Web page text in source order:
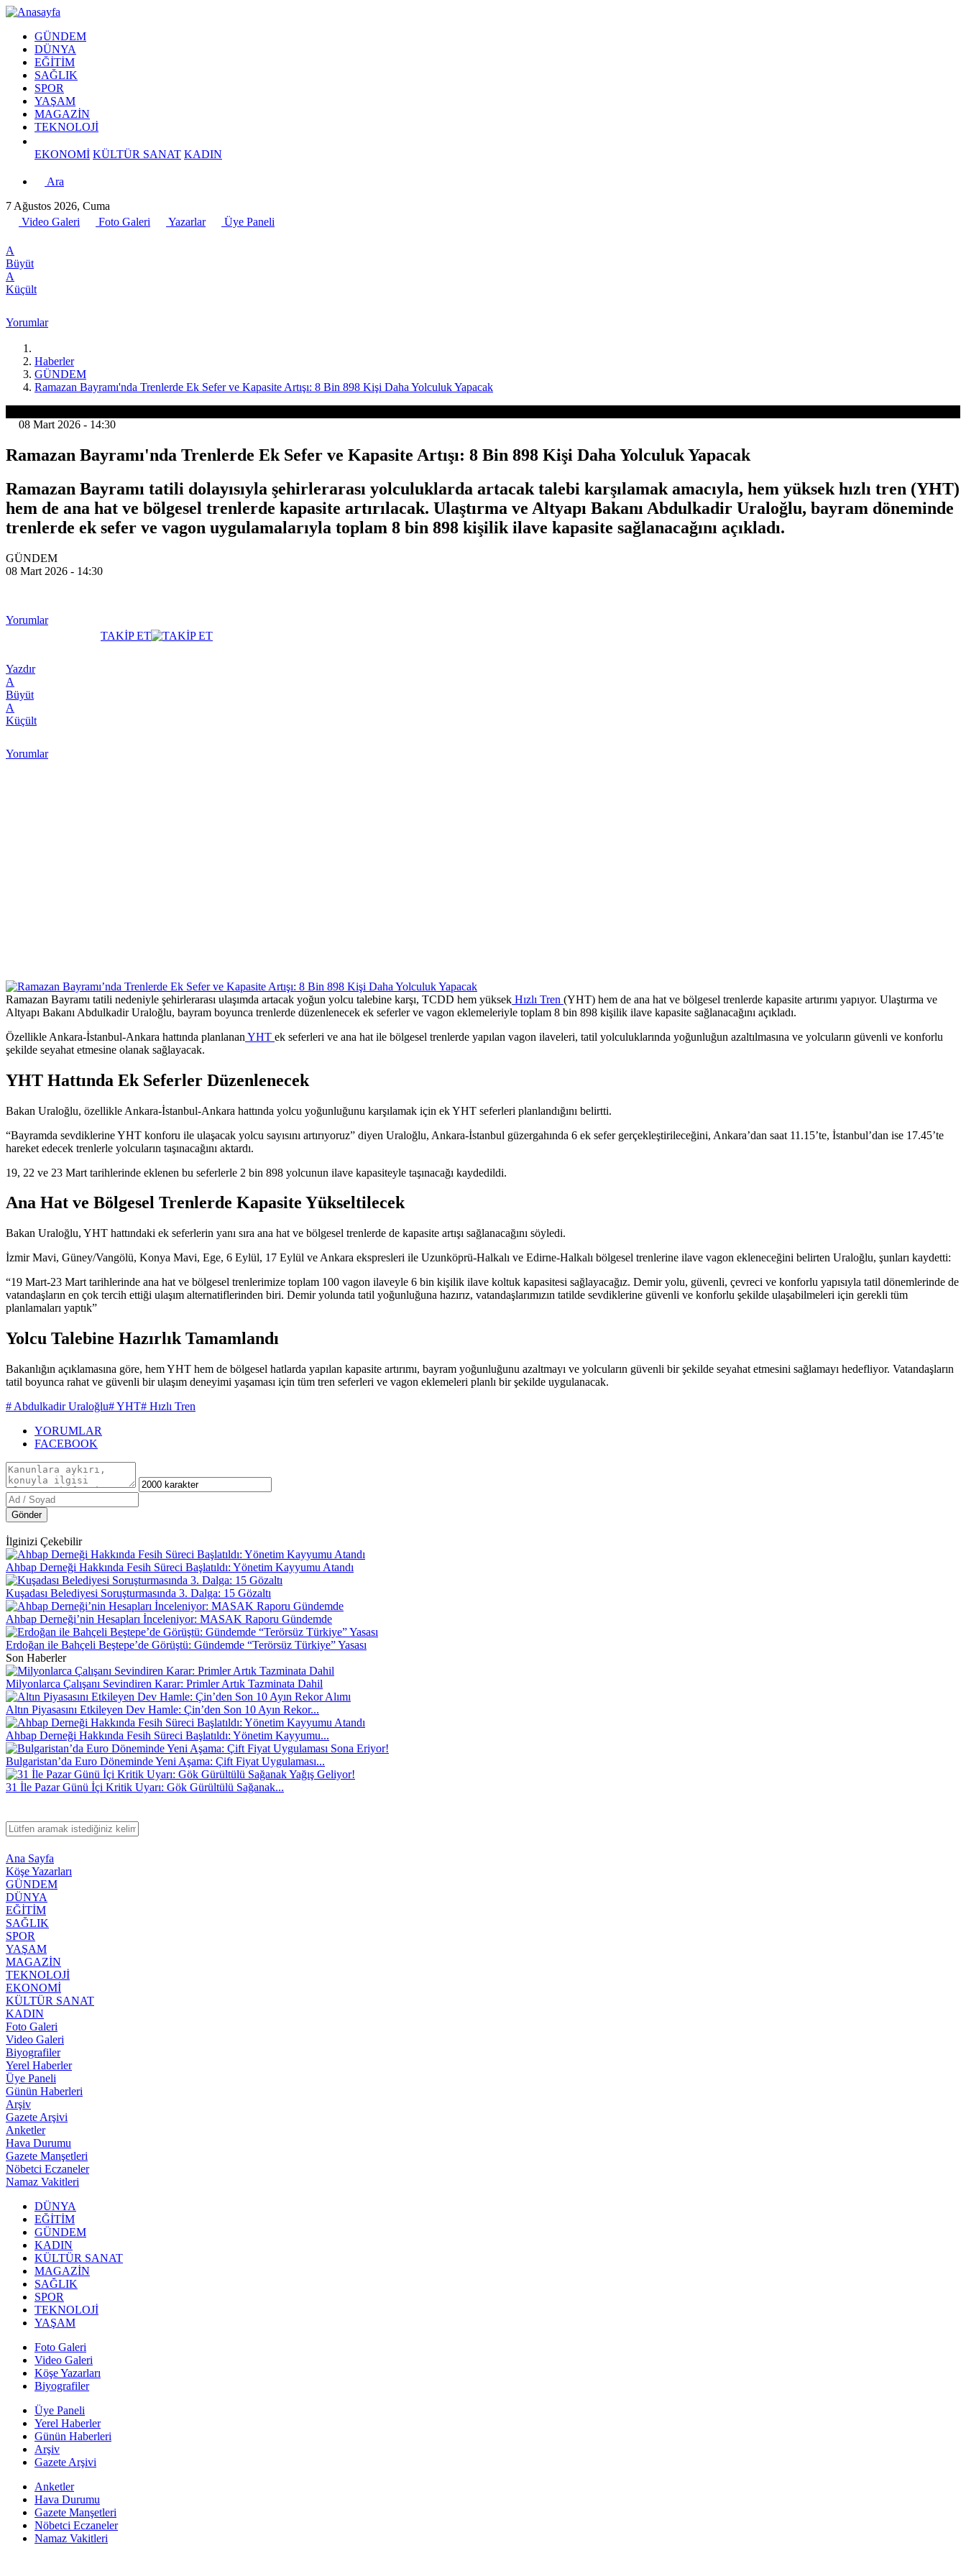
GÜNDEM
DÜNYA
EĞİTİM
SAĞLIK
SPOR
YAŞAM
MAGAZİN
TEKNOLOJİ
EKONOMİ KÜLTÜR SANAT KADIN
Ara
7 Ağustos 2026, Cuma
Video Galeri
Foto Galeri Yazarlar Üye Paneli
A
Büyüt
A
Küçült
Yorumlar
Haberler
GÜNDEM
Ramazan Bayramı'nda Trenlerde Ek Sefer ve Kapasite Artışı: 8 Bin 898 Kişi Daha Yolculuk Yapacak
08 Mart 2026 - 14:30
Ramazan Bayramı'nda Trenlerde Ek Sefer ve Kapasite Artışı: 8 Bin 898 Kişi Daha Yolculuk Yapacak
Ramazan Bayramı tatili dolayısıyla şehirlerarası yolculuklarda artacak talebi karşılamak amacıyla, hem yüksek hızlı tren (YHT)
hem de ana hat ve bölgesel trenlerde kapasite artırılacak. Ulaştırma ve Altyapı Bakanı Abdulkadir Uraloğlu, bayram döneminde
trenlerde ek sefer ve vagon uygulamalarıyla toplam 8 bin 898 kişilik ilave kapasite sağlanacağını açıkladı.
GÜNDEM
08 Mart 2026 - 14:30
Yorumlar
TAKİP ET
Yazdır
A
Büyüt
A
Küçült
Yorumlar
Ramazan Bayramı tatili nedeniyle şehirlerarası ulaşımda artacak yoğun yolcu talebine karşı, TCDD hem yüksek Hızlı Tren (YHT) hem de ana hat ve bölgesel trenlerde kapasite artırımı yapıyor. Ulaştırma ve
Altyapı Bakanı Abdulkadir Uraloğlu, bayram boyunca trenlerde düzenlenecek ek seferler ve vagon eklemeleriyle toplam 8 bin 898 kişilik ilave kapasite sağlanacağını açıkladı.
Özellikle Ankara-İstanbul-Ankara hattında planlanan YHT ek seferleri ve ana hat ile bölgesel trenlerde yapılan vagon ilaveleri, tatil yolculuklarında yoğunluğun azaltılmasına ve yolcuların güvenli ve konforlu
şekilde seyahat etmesine olanak sağlayacak.
YHT Hattında Ek Seferler Düzenlenecek
Bakan Uraloğlu, özellikle Ankara-İstanbul-Ankara hattında yolcu yoğunluğunu karşılamak için ek YHT seferleri planlandığını belirtti.
“Bayramda sevdiklerine YHT konforu ile ulaşacak yolcu sayısını artırıyoruz” diyen Uraloğlu, Ankara-İstanbul güzergahında 6 ek sefer gerçekleştirileceğini, Ankara’dan saat 11.15’te, İstanbul’dan ise 17.45’te
hareket edecek trenlerle yolcuların taşınacağını aktardı.
19, 22 ve 23 Mart tarihlerinde eklenen bu seferlerle 2 bin 898 yolcunun ilave kapasiteyle taşınacağı kaydedildi.
Ana Hat ve Bölgesel Trenlerde Kapasite Yükseltilecek
Bakan Uraloğlu, YHT hattındaki ek seferlerin yanı sıra ana hat ve bölgesel trenlerde de kapasite artışı sağlanacağını söyledi.
İzmir Mavi, Güney/Vangölü, Konya Mavi, Ege, 6 Eylül, 17 Eylül ve Ankara ekspresleri ile Uzunköprü-Halkalı ve Edirne-Halkalı bölgesel trenlerine ilave vagon ekleneceğini belirten Uraloğlu, şunları kaydetti:
“19 Mart-23 Mart tarihlerinde ana hat ve bölgesel trenlerimize toplam 100 vagon ilaveyle 6 bin kişilik ilave koltuk kapasitesi sağlayacağız. Demir yolu, güvenli, çevreci ve konforlu yapısıyla tatil dönemlerinde de
vatandaşların en çok tercih ettiği ulaşım alternatiflerinden biri. Demir yolunda tatil yoğunluğuna hazırız, vatandaşlarımızın tatilde sevdiklerine güvenli ve konforlu şekilde ulaşabilmeleri için gerekli tüm
planlamaları yaptık”
Yolcu Talebine Hazırlık Tamamlandı
Bakanlığın açıklamasına göre, hem YHT hem de bölgesel hatlarda yapılan kapasite artırımı, bayram yoğunluğunu azaltmayı ve yolcuların güvenli bir şekilde seyahat etmesini sağlamayı hedefliyor. Vatandaşların
tatil boyunca rahat ve güvenli bir ulaşım deneyimi yaşaması için tüm tren seferleri ve vagon eklemeleri planlı bir şekilde uygulanacak.
# Abdulkadir Uraloğlu# YHT# Hızlı Tren
YORUMLAR
FACEBOOK
Gönder
İlginizi Çekebilir
Ahbap Derneği Hakkında Fesih Süreci Başlatıldı: Yönetim Kayyumu Atandı
Kuşadası Belediyesi Soruşturmasında 3. Dalga: 15 Gözaltı
Ahbap Derneği’nin Hesapları İnceleniyor: MASAK Raporu Gündemde
Erdoğan ile Bahçeli Beştepe’de Görüştü: Gündemde “Terörsüz Türkiye” Yasası
Son Haberler
Milyonlarca Çalışanı Sevindiren Karar: Primler Artık Tazminata Dahil
Altın Piyasasını Etkileyen Dev Hamle: Çin’den Son 10 Ayın Rekor...
Ahbap Derneği Hakkında Fesih Süreci Başlatıldı: Yönetim Kayyumu...
Bulgaristan’da Euro Döneminde Yeni Aşama: Çift Fiyat Uygulaması...
31 İle Pazar Günü İçi Kritik Uyarı: Gök Gürültülü Sağanak...
Ana Sayfa
Köşe Yazarları
GÜNDEM
DÜNYA
EĞİTİM
SAĞLIK
SPOR
YAŞAM
MAGAZİN
TEKNOLOJİ
EKONOMİ
KÜLTÜR SANAT
KADIN
Foto Galeri
Video Galeri
Biyografiler
Yerel Haberler
Üye Paneli
Günün Haberleri
Arşiv
Gazete Arşivi
Anketler
Hava Durumu
Gazete Manşetleri
Nöbetci Eczaneler
Namaz Vakitleri
DÜNYA
EĞİTİM
GÜNDEM
KADIN
KÜLTÜR SANAT
MAGAZİN
SAĞLIK
SPOR
TEKNOLOJİ
YAŞAM
Foto Galeri
Video Galeri
Köşe Yazarları
Biyografiler
Üye Paneli
Yerel Haberler
Günün Haberleri
Arşiv
Gazete Arşivi
Anketler
Hava Durumu
Gazete Manşetleri
Nöbetci Eczaneler
Namaz Vakitleri